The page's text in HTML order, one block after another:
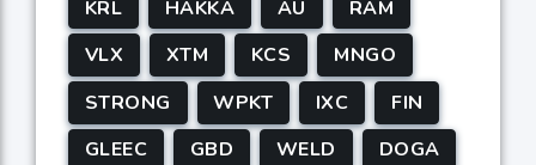
KRL
HAKKA AU
RAM
VLX
XTM KCS
MNGO
STRONG
WPKT IXC
FIN
GLEEC
GBD WELD
DOGA